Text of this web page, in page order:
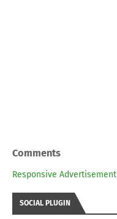
Comments
Responsive Advertisement
SOCIAL PLUGIN